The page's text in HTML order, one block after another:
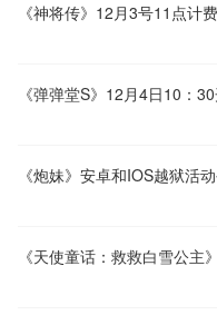
《弹弹堂S》12月4日10：
《炮妹》安卓和IOS越狱活